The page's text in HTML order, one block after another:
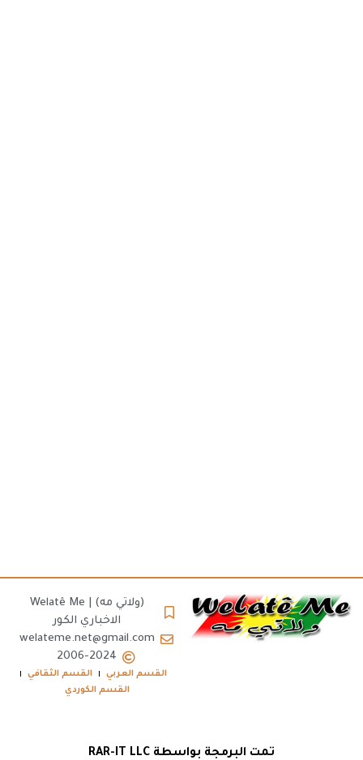
(ولاتي مه) | Welatê Me
الاخباري الكور
welateme.net@gmail.com
2006-2024
القسم العربي
القسم الثقافي
القسم الكوردي
تمت البرمجة بواسطة RAR-IT LLC